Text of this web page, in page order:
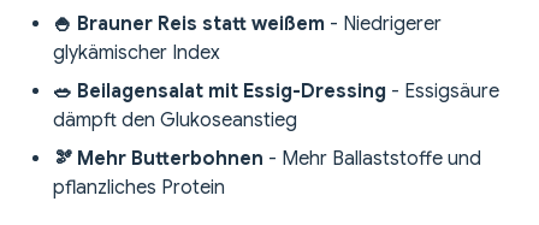
🍚 Brauner Reis statt weißem - Niedrigerer
glykämischer Index
🥗 Beilagensalat mit Essig-Dressing - Essigsäure
dämpft den Glukoseanstieg
🫘 Mehr Butterbohnen - Mehr Ballaststoffe und
pflanzliches Protein